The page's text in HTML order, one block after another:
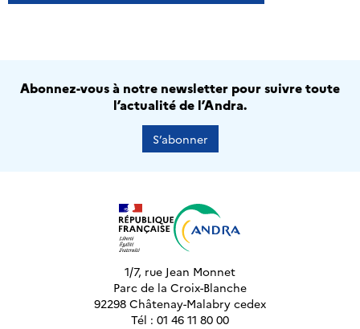
Abonnez-vous à notre newsletter pour suivre toute
l’actualité de l’Andra.
S’abonner
1/7, rue Jean Monnet
Parc de la Croix-Blanche
92298 Châtenay-Malabry cedex
Tél : 01 46 11 80 00